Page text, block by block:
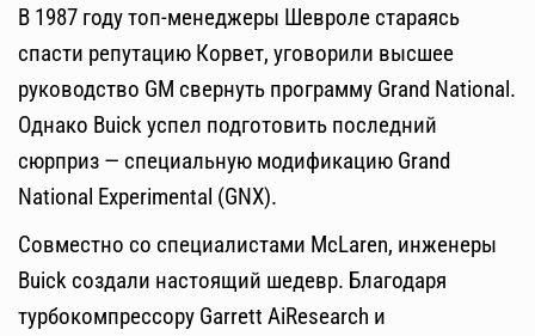
В 1987 году топ-менеджеры Шевроле стараясь
спасти репутацию Корвет, уговорили высшее
руководство GM свернуть программу Grand National.
Однако Buick успел подготовить последний
сюрприз — специальную модификацию Grand
National Experimental (GNX).
Совместно со специалистами McLaren, инженеры
Buick создали настоящий шедевр. Благодаря
турбокомпрессору Garrett AiResearch и